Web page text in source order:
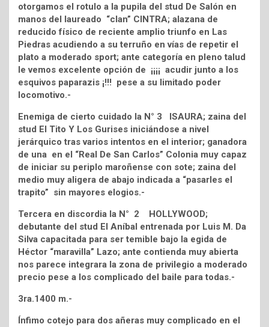
otorgamos el rotulo a la pupila del stud De Salón en
manos del laureado “clan” CINTRA; alazana de
reducido físico de reciente amplio triunfo en Las
Piedras acudiendo a su terruño en vías de repetir el
plato a moderado sport; ante categoría en pleno talud
le vemos excelente opción de ¡¡¡¡ acudir junto a los
esquivos paparazis ¡!!! pese a su limitado poder
locomotivo.-
Enemiga de cierto cuidado la N° 3 ISAURA; zaina del
stud El Tito Y Los Gurises iniciándose a nivel
jerárquico tras varios intentos en el interior; ganadora
de una en el “Real De San Carlos” Colonia muy capaz
de iniciar su periplo maroñense con sote; zaina del
medio muy aligera de abajo indicada a “pasarles el
trapito” sin mayores elogios.-
Tercera en discordia la N° 2 HOLLYWOOD;
debutante del stud El Aníbal entrenada por Luis M. Da
Silva capacitada para ser temible bajo la egida de
Héctor “maravilla” Lazo; ante contienda muy abierta
nos parece integrara la zona de privilegio a moderado
precio pese a los complicado del baile para todas.-
3ra.1400 m.-
Ínfimo cotejo para dos añeras muy complicado en el